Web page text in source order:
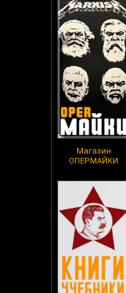
Магазин
ОПЕРМАЙКИ